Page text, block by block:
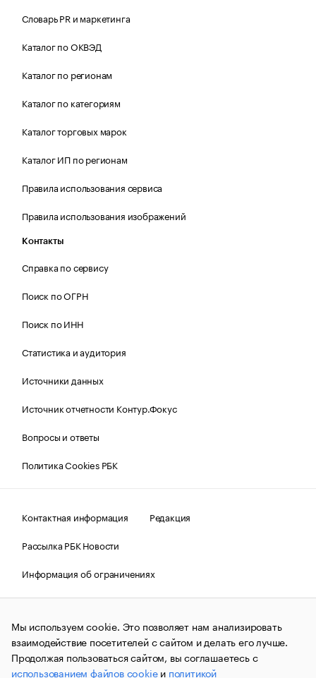
Словарь PR и маркетинга
Каталог по ОКВЭД
Каталог по регионам
Каталог по категориям
Каталог торговых марок
Каталог ИП по регионам
Правила использования сервиса
Правила использования изображений
Контакты
Справка по сервису
Поиск по ОГРН
Поиск по ИНН
Статистика и аудитория
Источники данных
Источник отчетности Контур.Фокус
Вопросы и ответы
Политика Cookies РБК
Контактная информация
Редакция
Рассылка РБК Новости
Информация об ограничениях
Правовая информация
О соблюдении авторских прав
© АО «РОСБИЗНЕСКОНСАЛТИНГ»,1995–2026.Сообщения
и материалы информационного агентства «РБК»
(зарегистрировано Федеральной службой по надзору в сфере
связи, информационных технологий и массовых
коммуникаций (Роскомнадзор) 09.12.2015 за номером ИА
Мы используем cookie. Это позволяет нам анализировать
взаимодействие посетителей с сайтом и делать его лучше.
Продолжая пользоваться сайтом, вы соглашаетесь с
использованием файлов cookieи политикой